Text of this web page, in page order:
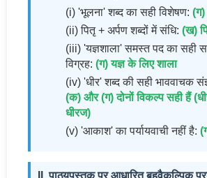
(i) 'भूलना' शब्द का सही विशेषण:
(ii) पितृ + अर्पण शब्दों में संधि: (ख)
(iii) 'यज्ञशाला' समस्त पद का सही
विग्रह: (ग) यज्ञ के लिए शाला
(iv) 'धीर' शब्द की सही भाववाचक
(क) और (ग) दोनों विकल्प सही हैं
धीरज)
(v) 'आकाश' का पर्यायवाची नहीं है:
II. पाठ्यपुस्तक पर आधारित बहुवैकल्पिक